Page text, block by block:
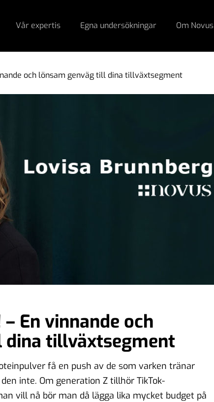
Vår expertis Egna undersökningar Om Novus
och lönsam genväg till dina tillväxtsegment
En vinnande och
tillväxtsegment
få en push av de som varken tränar
inte. Om generation Z tillhör TikTok-
vill nå bör man då lägga lika mycket budget på